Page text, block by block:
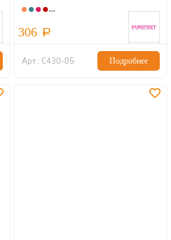
306
Арт.: С430-05 Подробнее